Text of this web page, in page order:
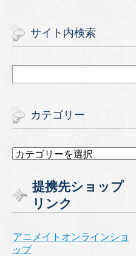
サイト内検索
カテゴリー
カ
リ
ー
提携先ショップ
リンク
アニメイトオンラインショ
ップ